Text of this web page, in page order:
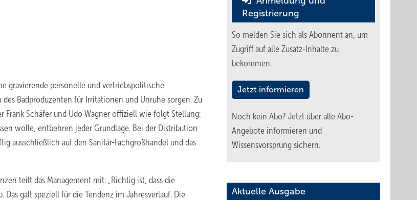
gravierende personelle und vertriebspolitische
Badproduzenten für Irritationen und Unruhe sorgen. Zu
Schäfer und Udo Wagner offiziell wie folgt Stellung:
wolle, entbehren jeder Grundlage. Bei der Distribution
ausschließlich auf den Sanitär-Fachgroßhandel und das
teilt das Management mit: „Richtig ist, dass die
galt speziell für die Tendenz im Jahresverlauf. Die
Registrierung
So melden Sie sich als Abonnent an, um
Zugriff auf alle Zusatz-Inhalte zu
bekommen.
Jetzt informieren
Noch kein Abo? Jetzt über alle Abo-
Angebote informieren und
Wissensvorsprung sichern.
Aktuelle Ausgabe